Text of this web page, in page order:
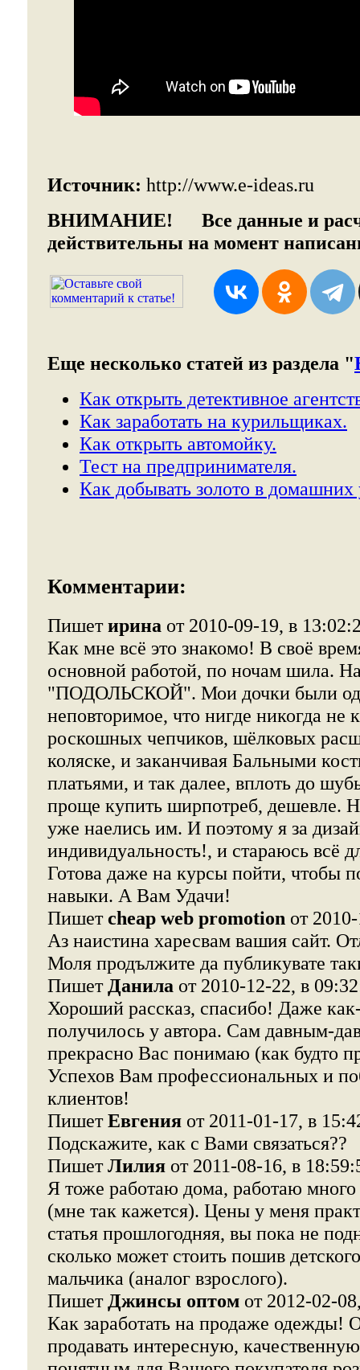
Источник: http://www.e-ideas.ru
ВНИМАНИЕ! Все данные и
действительны на момент
Еще несколько статей из раздела "
Как открыть детективное
Как заработать на курильщиках.
Как открыть автомойку.
Тест на предпринимателя.
Как добывать золото в домашних
Комментарии:
Пишетирина от 2010-09-19, в
Как мне всё это знакомо! В своё
основной работой, по ночам шила.
"ПОДОЛЬСКОЙ". Мои дочки были
неповторимое, что нигде никогда не
роскошных чепчиков, шёлковых
коляске, и заканчивая Бальными
платьями, и так далее, вплоть до
проще купить ширпотреб, дешевле.
уже наелись им. И поэтому я за
индивидуальность!, и стараюсь всё
Готова даже на курсы пойти, чтобы
навыки. А Вам Удачи!
Пишетcheap web promotion от
Аз наистина харесвам вашия сайт.
Моля продължите да публикувате
Пишет Данила от 2010-12-22, в
Хороший рассказ, спасибо! Даже как-
получилось у автора. Сам давным-
прекрасно Вас понимаю (как будто
Успехов Вам профессиональных и
клиентов!
ПишетЕвгения от 2011-01-17, в
Подскажите, как с Вами связаться??
ПишетЛилия от 2011-08-16, в
Я тоже работаю дома, работаю
(мне так кажется). Цены у меня
статья прошлогодняя, вы пока не
сколько может стоить пошив
мальчика (аналог взрослого).
Пишет Джинсы оптом от 2012-02-
Как заработать на продаже одежды!
продавать интересную,